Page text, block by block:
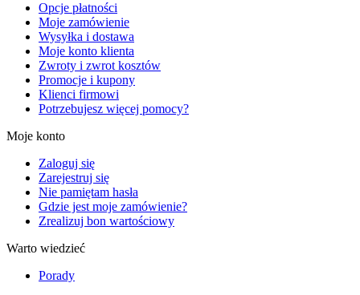
Opcje płatności
Moje zamówienie
Wysyłka i dostawa
Moje konto klienta
Zwroty i zwrot kosztów
Promocje i kupony
Klienci firmowi
Potrzebujesz więcej pomocy?
Moje konto
Zaloguj się
Zarejestruj się
Nie pamiętam hasła
Gdzie jest moje zamówienie?
Zrealizuj bon wartościowy
Warto wiedzieć
Porady